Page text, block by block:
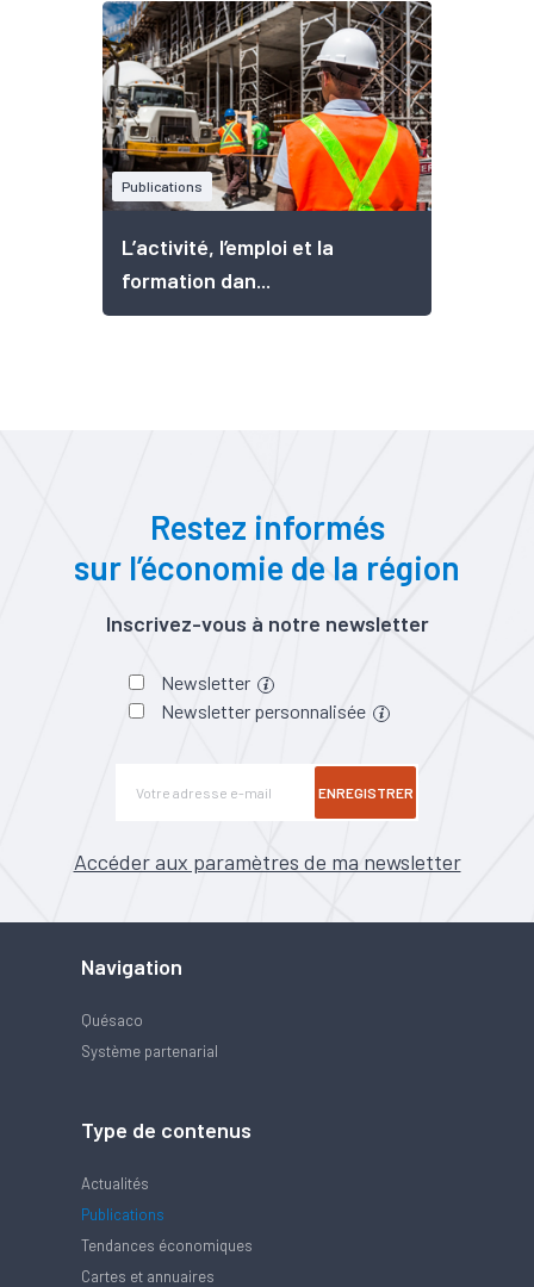
Publications
L’activité, l’emploi et la
formation dan...
Restez informés
sur l’économie de la région
Inscrivez-vous à notre newsletter
Newsletter
Newsletter personnalisée
ENREGISTRER
Accéder aux paramètres de ma newsletter
Navigation
Quésaco
Système partenarial
Type de contenus
Actualités
Publications
Tendances économiques
Cartes et annuaires